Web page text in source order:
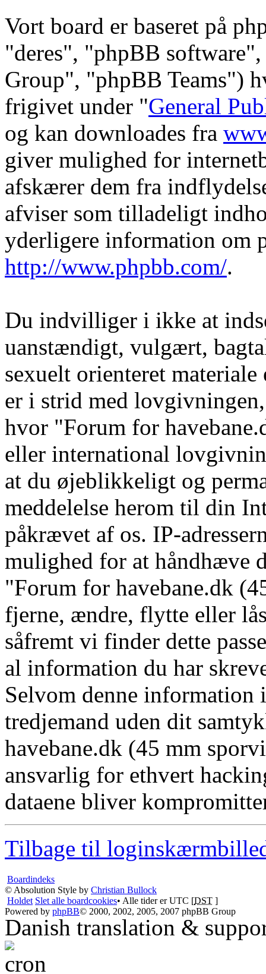
Vort board er baseret på
"deres", "phpBB
Group", "phpBB Teams")
frigivet under "General
og kan downloades fra
giver mulighed for
afskærer dem fra
afviser som tilladeligt
yderligere information om
http://www.phpbb.com/.
Du indvilliger i ikke at
uanstændigt, vulgært,
sexuelt orienteret
er i strid med
hvor "Forum for
eller international
at du øjeblikkeligt og
meddelelse herom til din
påkrævet af os. IP-
mulighed for at håndhæve
"Forum for havebane.dk
fjerne, ændre, flytte eller
såfremt vi finder dette
al information du har
Selvom denne
tredjemand uden dit
havebane.dk (45 mm
ansvarlig for ethvert
dataene bliver
Tilbage til
Boardindeks
© Absolution Style by Christian Bullock
Holdet Slet alle boardcookies• Alle tider er UTC [DST ]
Powered by phpBB© 2000, 2002, 2005, 2007 phpBB Group
Danish translation &